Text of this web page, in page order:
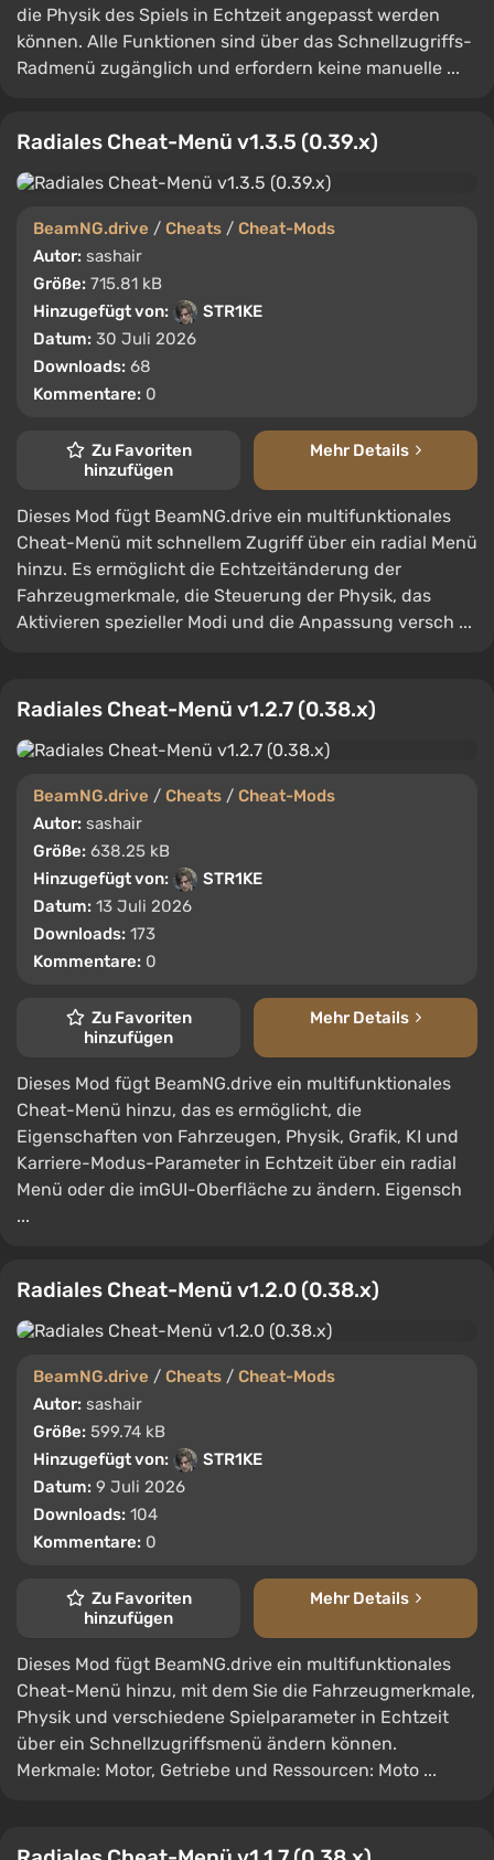
die Physik des Spiels in Echtzeit angepasst werden
können. Alle Funktionen sind über das Schnellzugriffs-
Radmenü zugänglich und erfordern keine manuelle ...
Radiales Cheat-Menü v1.3.5 (0.39.x)
BeamNG.drive / Cheats / Cheat-Mods
Autor: sashair
Größe: 715.81 kB
Hinzugefügt von:
STR1KE
Datum: 30 Juli 2026
Downloads: 68
Kommentare: 0
Zu Favoriten
hinzufügen
Mehr Details
Dieses Mod fügt BeamNG.drive ein multifunktionales
Cheat-Menü mit schnellem Zugriff über ein radial Menü
hinzu. Es ermöglicht die Echtzeitänderung der
Fahrzeugmerkmale, die Steuerung der Physik, das
Aktivieren spezieller Modi und die Anpassung versch ...
Radiales Cheat-Menü v1.2.7 (0.38.x)
BeamNG.drive / Cheats / Cheat-Mods
Autor: sashair
Größe: 638.25 kB
Hinzugefügt von:
STR1KE
Datum: 13 Juli 2026
Downloads: 173
Kommentare: 0
Zu Favoriten
hinzufügen
Mehr Details
Dieses Mod fügt BeamNG.drive ein multifunktionales
Cheat-Menü hinzu, das es ermöglicht, die
Eigenschaften von Fahrzeugen, Physik, Grafik, KI und
Karriere-Modus-Parameter in Echtzeit über ein radial
Menü oder die imGUI-Oberfläche zu ändern. Eigensch
...
Radiales Cheat-Menü v1.2.0 (0.38.x)
BeamNG.drive / Cheats / Cheat-Mods
Autor: sashair
Größe: 599.74 kB
Hinzugefügt von:
STR1KE
Datum: 9 Juli 2026
Downloads: 104
Kommentare: 0
Zu Favoriten
hinzufügen
Mehr Details
Dieses Mod fügt BeamNG.drive ein multifunktionales
Cheat-Menü hinzu, mit dem Sie die Fahrzeugmerkmale,
Physik und verschiedene Spielparameter in Echtzeit
über ein Schnellzugriffsmenü ändern können.
Merkmale: Motor, Getriebe und Ressourcen: Moto ...